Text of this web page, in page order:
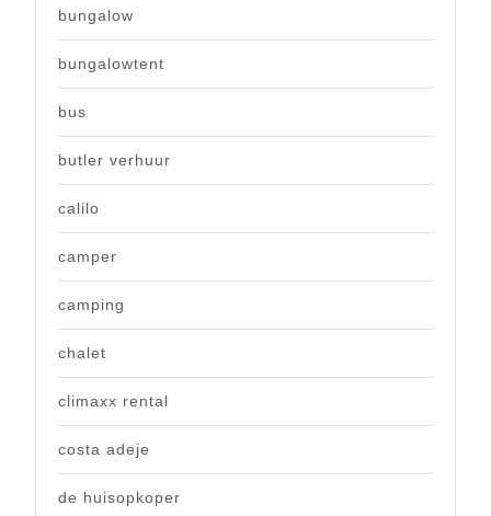
bungalow
bungalowtent
bus
butler verhuur
calilo
camper
camping
chalet
climaxx rental
costa adeje
de huisopkoper